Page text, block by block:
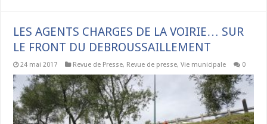
LES AGENTS CHARGES DE LA VOIRIE… SUR
LE FRONT DU DEBROUSSAILLEMENT
24 mai 2017 Revue de Presse, Revue de presse,Vie municipale 0